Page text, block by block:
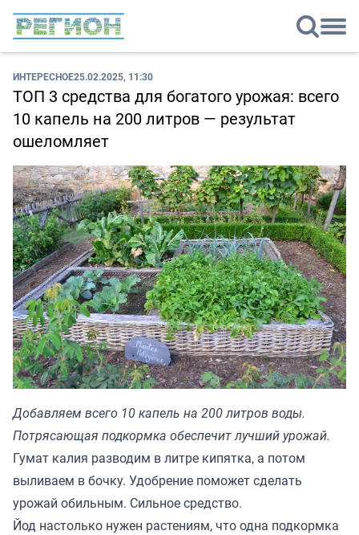
ИНТЕРЕСНОЕ25.02.2025, 11:30
ТОП 3 средства для богатого урожая: всего
10 капель на 200 литров — результат
ошеломляет
Добавляем всего 10 капель на 200 литров воды.
Потрясающая подкормка обеспечит лучший урожай.
Гумат калия разводим в литре кипятка, а потом
выливаем в бочку. Удобрение поможет сделать
урожай обильным. Сильное средство.
Йод настолько нужен растениям, что одна подкормка